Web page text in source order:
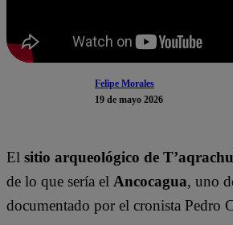
Felipe Morales
19 de mayo 2026
El sitio arqueológico de
de lo que sería el Ancocagua, uno
documentado por el cronista Pedro